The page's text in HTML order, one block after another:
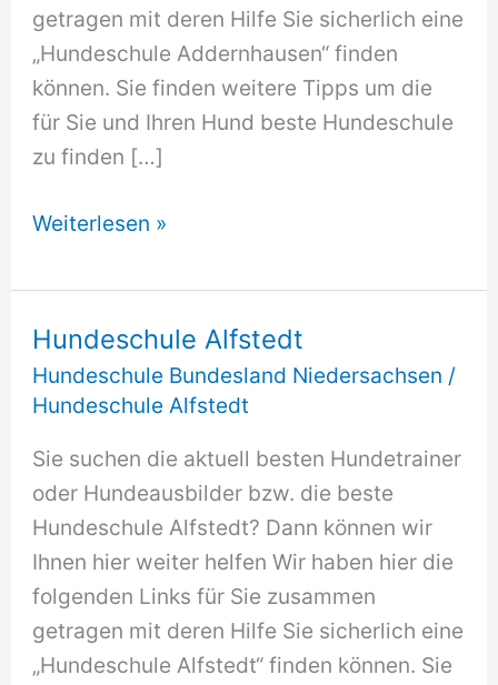
getragen mit deren Hilfe Sie sicherlich eine
„Hundeschule Addernhausen“ finden
können. Sie finden weitere Tipps um die
für Sie und Ihren Hund beste Hundeschule
zu finden […]
Hundeschule
Weiterlesen »
Hundeschule Alfstedt
Hundeschule Bundesland Niedersachsen /
Hundeschule Alfstedt
Sie suchen die aktuell besten Hundetrainer
oder Hundeausbilder bzw. die beste
Hundeschule Alfstedt? Dann können wir
Ihnen hier weiter helfen Wir haben hier die
folgenden Links für Sie zusammen
getragen mit deren Hilfe Sie sicherlich eine
„Hundeschule Alfstedt“ finden können. Sie